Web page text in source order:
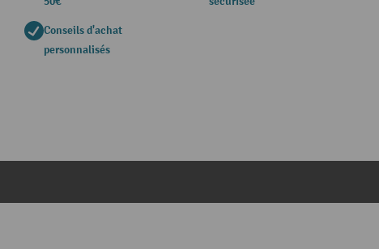
Conseils d'achat
personnalisés